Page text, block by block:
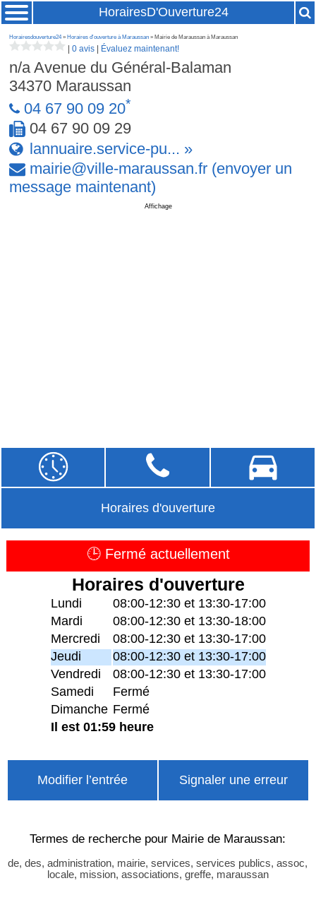
HorairesD'Ouverture24
Horairesdouverture24» Horaires d'ouverture à Maraussan » Mairie de Maraussan à Maraussan
|0 avis Évaluez maintenant!
n/a Avenue du Général-Balaman
34370 Maraussan
04 67 90 09 20*
04 67 90 09 29
lannuaire.service-pu... »
mairie@ville-maraussan.fr (envoyer un
message maintenant)
Affichage
Horaires d'ouverture
🕒 Fermé actuellement
Horaires d'ouverture
Lundi
08:00-12:30 et 13:30-17:00
Mardi
08:00-12:30 et 13:30-18:00
Mercredi
08:00-12:30 et 13:30-17:00
Jeudi
08:00-12:30 et 13:30-17:00
Vendredi
08:00-12:30 et 13:30-17:00
Samedi
Fermé
Dimanche Fermé
Il est 01:59 heure
Modifier l’entrée Signaler une erreur
Termes de recherche pour Mairie de Maraussan:
de, des, administration, mairie, services, services publics, assoc,
locale, mission, associations, greffe, maraussan